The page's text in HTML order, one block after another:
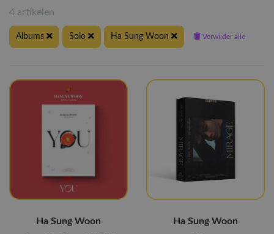
4 artikelen
Albums Solo Ha Sung Woon Verwijder alle
Ha Sung Woon
Ha Sung Woon